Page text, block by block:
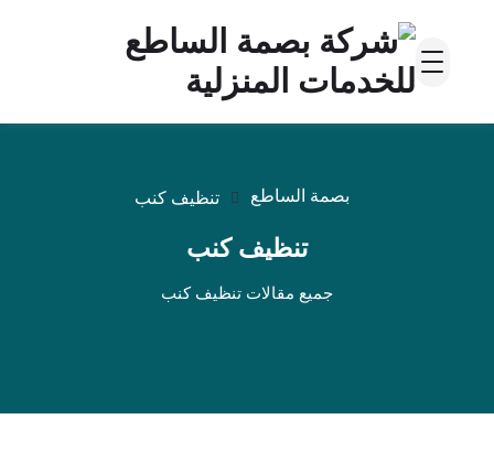
بصمة الساطع تنظيف كنب
تنظيف كنب
جميع مقالات تنظيف كنب